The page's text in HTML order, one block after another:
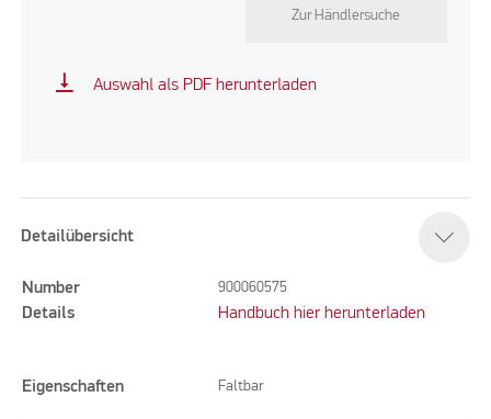
Zur Händlersuche
vertical_align_bottom Auswahl als PDF herunterladen
Detailübersicht
Number 900060575
Details Handbuch hier herunterladen
Eigenschaften Faltbar